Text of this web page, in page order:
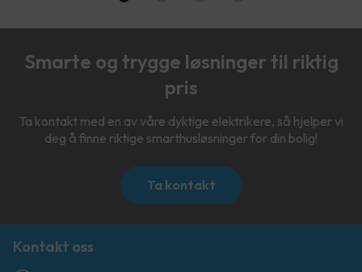
Smarte og trygge løsninger til riktig
pris
Ta kontakt med en av våre dyktige elektrikere, så hjelper vi
deg å finne riktige smarthusløsninger for din bolig!
Ta kontakt
Kontakt oss